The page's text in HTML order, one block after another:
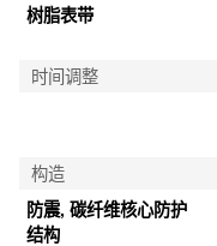
树脂表带
时间调整
构造
防震, 碳纤维核心防护
结构